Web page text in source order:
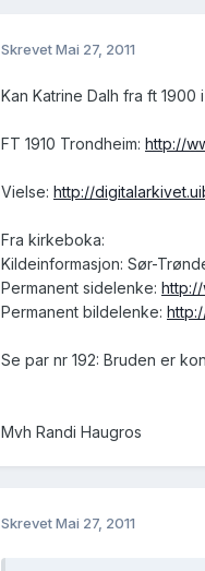
SkrevetMai 27, 2011
Kan Katrine Dalh fra ft
FT 1910 Trondheim: http://
Vielse: http://
Fra kirkeboka:
Kildeinformasjon: Sør-
Permanent sidelenke: http://
Permanent bildelenke:
Se par nr 192: Bruden er
Mvh Randi Haugros
SkrevetMai 27, 2011